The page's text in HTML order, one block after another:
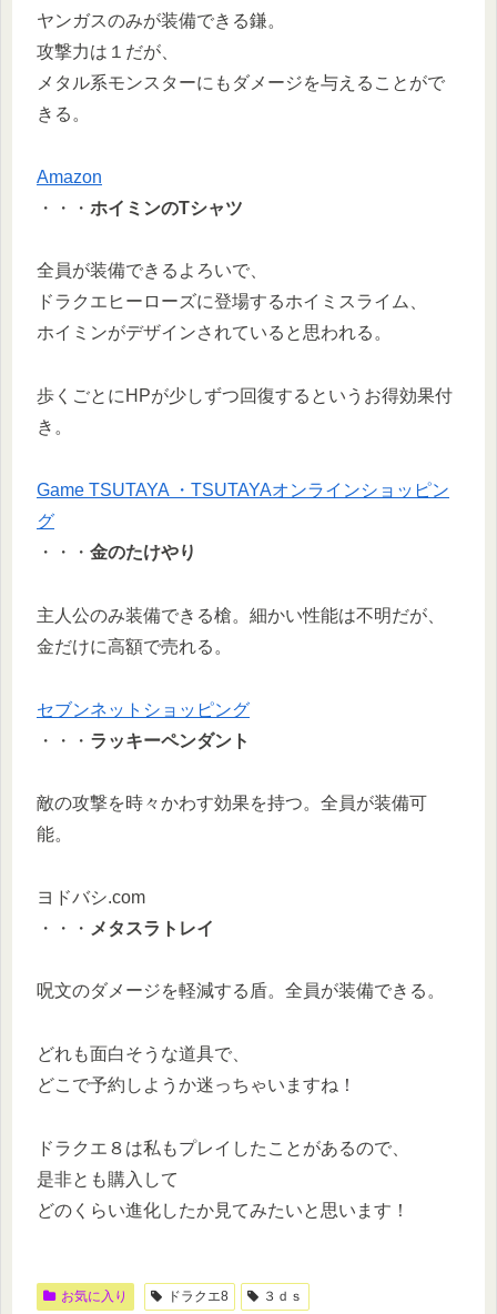
ヤンガスのみが装備できる鎌。
攻撃力は１だが、
メタル系モンスターにもダメージを与えることがで
きる。
Amazon
・・・ ホイミンのTシャツ
全員が装備できるよろいで、
ドラクエヒーローズに登場するホイミスライム、
ホイミンがデザインされていると思われる。
歩くごとにHPが少しずつ回復するというお得効果付
き。
Game TSUTAYA ・TSUTAYAオンラインショッピン
グ
・・・ 金のたけやり
主人公のみ装備できる槍。細かい性能は不明だが、
金だけに高額で売れる。
セブンネットショッピング
・・・ ラッキーペンダント
敵の攻撃を時々かわす効果を持つ。全員が装備可
能。
ヨドバシ.com
・・・ メタスラトレイ
呪文のダメージを軽減する盾。全員が装備できる。
どれも面白そうな道具で、
どこで予約しようか迷っちゃいますね！
ドラクエ８は私もプレイしたことがあるので、
是非とも購入して
どのくらい進化したか見てみたいと思います！
お気に入り ドラクエ8 ３ｄｓ